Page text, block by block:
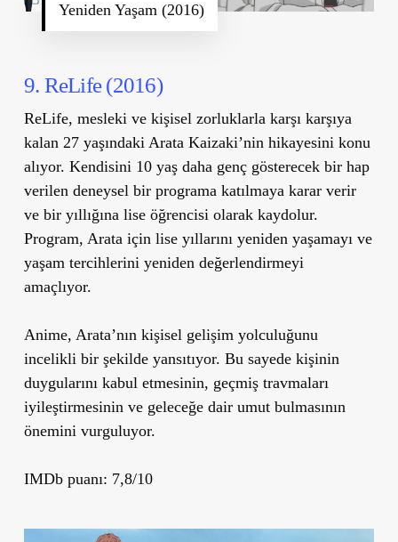
Yeniden Yaşam (2016)
9. ReLife (2016)
ReLife, mesleki ve kişisel zorluklarla karşı karşıya
kalan 27 yaşındaki Arata Kaizaki’nin hikayesini konu
alıyor. Kendisini 10 yaş daha genç gösterecek bir hap
verilen deneysel bir programa katılmaya karar verir
ve bir yıllığına lise öğrencisi olarak kaydolur.
Program, Arata için lise yıllarını yeniden yaşamayı ve
yaşam tercihlerini yeniden değerlendirmeyi
amaçlıyor.
Anime, Arata’nın kişisel gelişim yolculuğunu
incelikli bir şekilde yansıtıyor. Bu sayede kişinin
duygularını kabul etmesinin, geçmiş travmaları
iyileştirmesinin ve geleceğe dair umut bulmasının
önemini vurguluyor.
IMDb puanı: 7,8/10